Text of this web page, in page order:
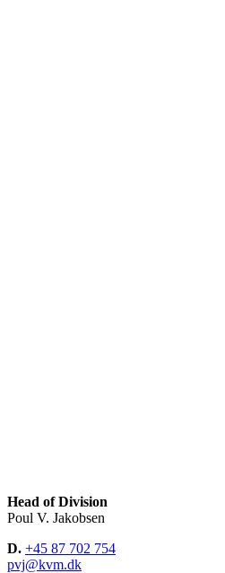
Head of Division
Poul V. Jakobsen
D. +45 87 702 754
pvj@kvm.dk